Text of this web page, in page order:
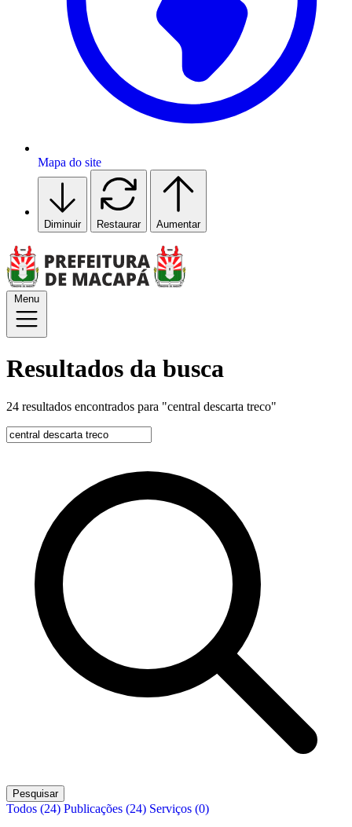
Mapa do site
Diminuir Restaurar Aumentar
Menu
Resultados da busca
24 resultados encontrados para "central descarta treco"
Pesquisar
Todos (24) Publicações (24) Serviços (0)